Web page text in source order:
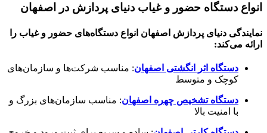
انواع دستگاه حضور و غیاب دنیای پردازش در اصفهان
نمایندگی دنیای پردازش اصفهان انواع دستگاه‌های حضور و غیاب را
ارائه می‌کند:
دستگاه اثر انگشتی اصفهان: مناسب شرکت‌ها و سازمان‌های
کوچک و متوسط
دستگاه تشخیص چهره اصفهان: مناسب سازمان‌های بزرگ و
با امنیت بالا